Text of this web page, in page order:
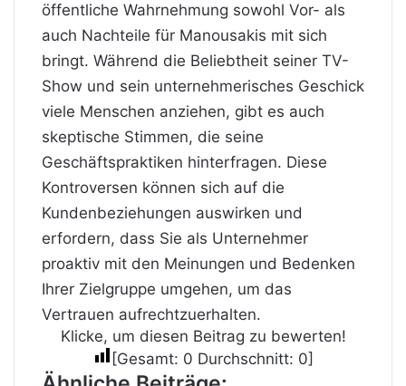
öffentliche Wahrnehmung sowohl Vor- als
auch Nachteile für Manousakis mit sich
bringt. Während die Beliebtheit seiner TV-
Show und sein unternehmerisches Geschick
viele Menschen anziehen, gibt es auch
skeptische Stimmen, die seine
Geschäftspraktiken hinterfragen. Diese
Kontroversen können sich auf die
Kundenbeziehungen auswirken und
erfordern, dass Sie als Unternehmer
proaktiv mit den Meinungen und Bedenken
Ihrer Zielgruppe umgehen, um das
Vertrauen aufrechtzuerhalten.
Klicke, um diesen Beitrag zu bewerten!
[Gesamt: 0 Durchschnitt: 0]